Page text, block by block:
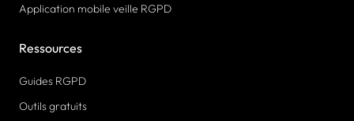
Application mobile veille RGPD
Ressources
Guides RGPD
Outils gratuits